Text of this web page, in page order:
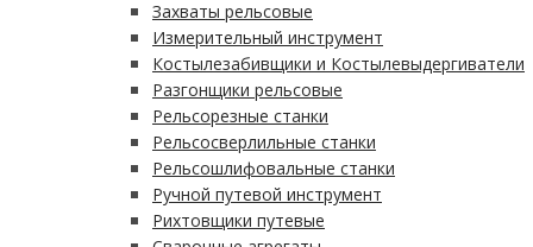
Захваты рельсовые
Измерительный инструмент
Костылезабивщики и Костылевыдергиватели
Разгонщики рельсовые
Рельсорезные станки
Рельсосверлильные станки
Рельсошлифовальные станки
Ручной путевой инструмент
Рихтовщики путевые